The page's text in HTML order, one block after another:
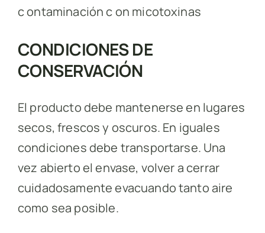
c ontaminación c on micotoxinas
CONDICIONES DE
CONSERVACIÓN
El producto debe mantenerse en lugares
secos, frescos y oscuros. En iguales
condiciones debe transportarse. Una
vez abierto el envase, volver a cerrar
cuidadosamente evacuando tanto aire
como sea posible.